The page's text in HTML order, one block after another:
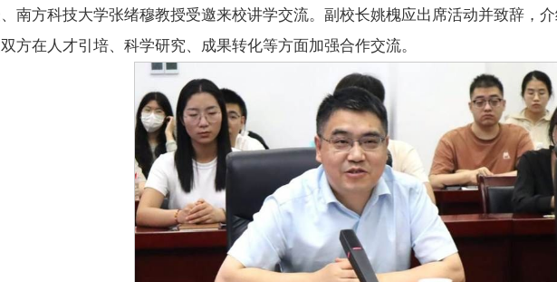
南方科技大学张绪穆教授受邀来校讲学交流。副校长姚槐应出席活动并致辞，
方在人才引培、科学研究、成果转化等方面加强合作交流。